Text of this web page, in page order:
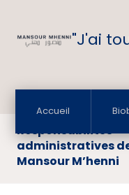
"J'ai
Accueil
Responsabilités
administratives
Mansour M’henni